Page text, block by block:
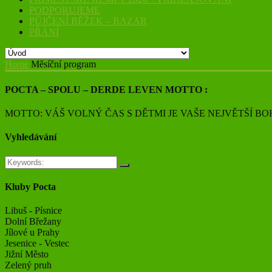
PODPORUJEME
PŮJČENÍ BĚŽEK – BAZAR
PŘÁNÍ
Home Měsíční program
POCTA – SPOLU – DERDE LEVEN MOTTO :
MOTTO: VÁŠ VOLNÝ ČAS S DĚTMI JE VAŠE NEJVĚTŠÍ
Vyhledávání
Kluby Pocta
Libuš - Písnice
Dolní Břežany
Jílové u Prahy
Jesenice - Vestec
Jižní Město
Zelený pruh